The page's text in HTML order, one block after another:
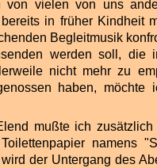
von vielen von uns
in früher Kindheit
Begleitmusik
werden soll, die
nicht mehr zu
haben, möchte
mußte ich
namens
der Untergang des